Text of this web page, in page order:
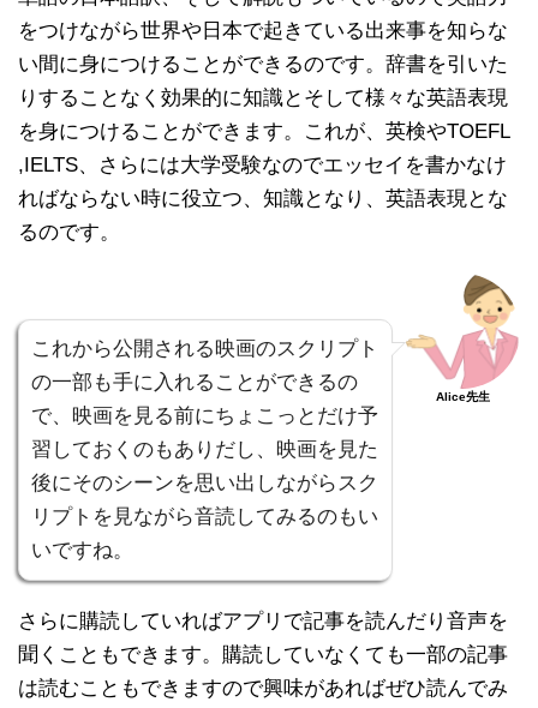
をつけながら世界や日本で起きている出来事を知らな
い間に身につけることができるのです。辞書を引いた
りすることなく効果的に知識とそして様々な英語表現
を身につけることができます。これが、英検やTOEFL
,IELTS、さらには大学受験なのでエッセイを書かなけ
ればならない時に役立つ、知識となり、英語表現とな
るのです。
これから公開される映画のスクリプト
の一部も手に入れることができるの
で、映画を見る前にちょこっとだけ予
習しておくのもありだし、映画を見た
後にそのシーンを思い出しながらスク
リプトを見ながら音読してみるのもい
いですね。
Alice先生
さらに購読していればアプリで記事を読んだり音声を
聞くこともできます。購読していなくても一部の記事
は読むこともできますので興味があればぜひ読んでみ